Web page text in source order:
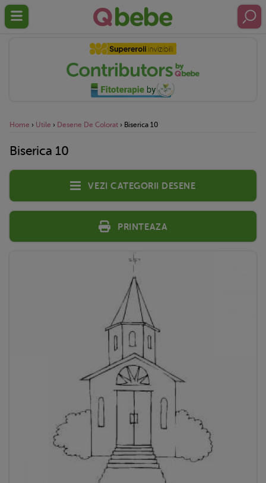
Home › Utile › Desene De Colorat › Biserica 10
Biserica 10
Vezi categorii desene
Printeaza